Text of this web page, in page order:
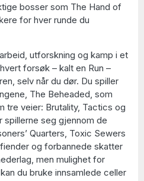
bosser som The Hand of
for hver runde du
utforskning og kamp i et
forsøk – kalt en Run –
selv når du dør. Du spiller
The Beheaded, som
tre veier: Brutality, Tactics og
spillerne seg gjennom de
Quarters, Toxic Sewers
og forbannede skatter
men mulighet for
du bruke innsamlede celler